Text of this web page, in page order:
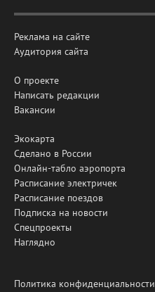
Реклама на сайте
Аудитория сайта
О проекте
Написать редакции
Вакансии
Экокарта
Сделано в России
Онлайн-табло аэропорта
Расписание электричек
Расписание поездов
Подписка на новости
Спецпроекты
Наглядно
Политика конфиденциальности